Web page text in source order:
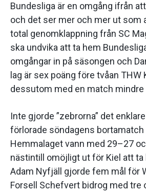
Bundesliga är en omgång ifrån
och det ser mer och mer ut som
total genomklappning från SC
ska undvika att ta hem
omgångar in på säsongen och
lag är sex poäng före tvåan THW
dessutom med en match mindre
Inte gjorde ”zebrorna” det
förlorade söndagens bortamatch
Hemmalaget vann med 29–27
nästintill omöjligt ut för Kiel att ta
Adam Nyfjäll gjorde fem mål för
Forsell Schefvert bidrog med tre